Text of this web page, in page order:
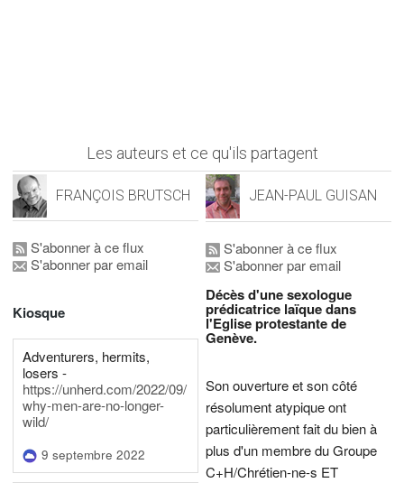
Les auteurs et ce qu'ils partagent
FRANÇOIS BRUTSCH
S'abonner à ce flux
S'abonner par email
Kiosque
Adventurers, hermits,
losers -
https://unherd.com/2022/09/
why-men-are-no-longer-
wild/
9 septembre 2022
JEAN-PAUL GUISAN
S'abonner à ce flux
S'abonner par email
Décès d'une sexologue
prédicatrice laïque dans
l'Eglise protestante de
Genève.
Son ouverture et son côté
résolument atypique ont
particulièrement fait du bien à
plus d'un membre du Groupe
C+H/Chrétien-ne-s ET